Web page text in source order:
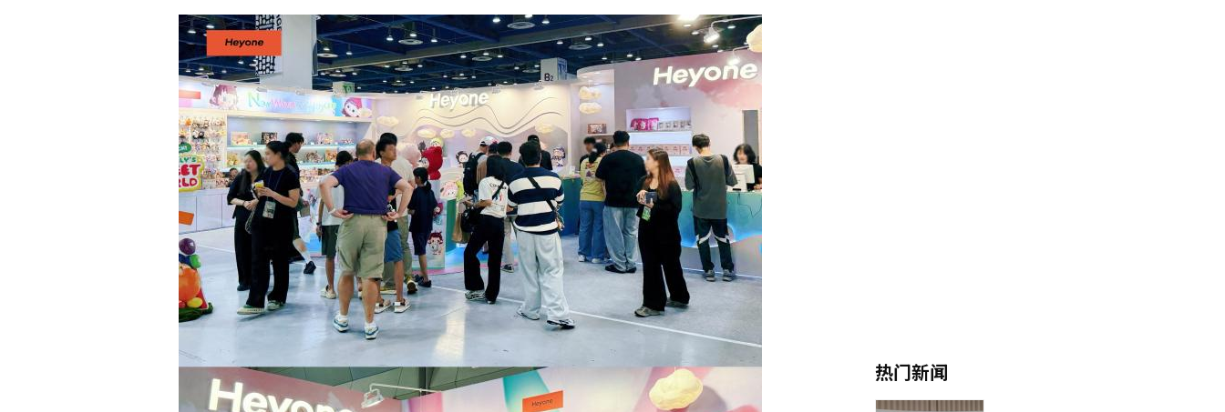
热门新闻